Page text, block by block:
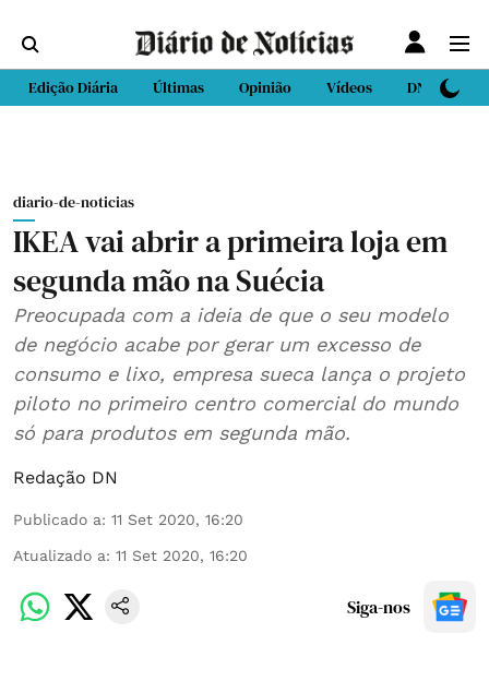
Edição Diária Últimas Opinião Vídeos DN Sport
diario-de-noticias
IKEA vai abrir a primeira loja em
segunda mão na Suécia
Preocupada com a ideia de que o seu modelo
de negócio acabe por gerar um excesso de
consumo e lixo, empresa sueca lança o projeto
piloto no primeiro centro comercial do mundo
só para produtos em segunda mão.
Redação DN
Publicado a: 11 Set 2020, 16:20
Atualizado a: 11 Set 2020, 16:20
Siga-nos